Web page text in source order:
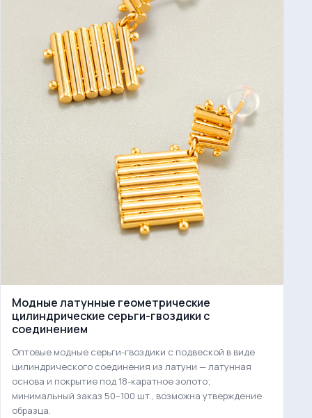
Модные латунные геометрические
цилиндрические серьги-гвоздики с
соединением
Оптовые модные серьги-гвоздики с подвеской в виде
цилиндрического соединения из латуни — латунная
основа и покрытие под 18-каратное золото;
минимальный заказ 50–100 шт., возможна утверждение
образца.